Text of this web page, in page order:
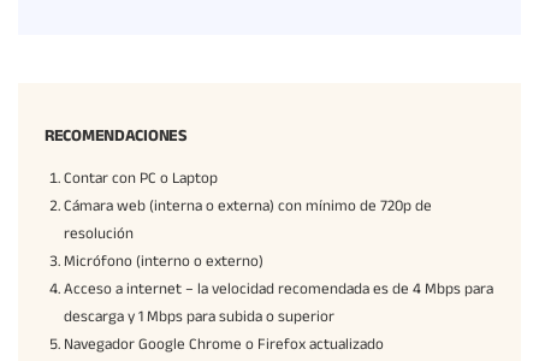
RECOMENDACIONES
Contar con PC o Laptop
Cámara web (interna o externa) con mínimo de 720p de
resolución
Micrófono (interno o externo)
Acceso a internet – la velocidad recomendada es de 4 Mbps para
descarga y 1 Mbps para subida o superior
Navegador Google Chrome o Firefox actualizado